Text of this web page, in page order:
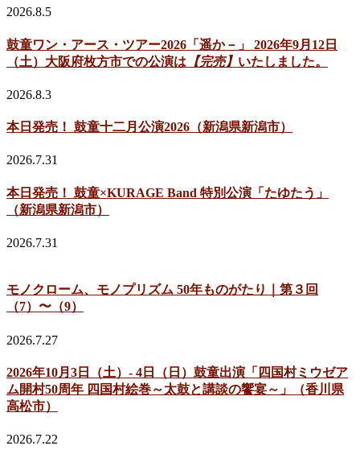
2026.8.5
鼓童ワン・アース・ツアー2026「遥か－」 2026年9月12日
（土）大阪府枚方市での公演は 【完売】 いたしました。
2026.8.3
本日発売！ 鼓童十二月公演2026（新潟県新潟市）
2026.7.31
本日発売！ 鼓童×KURAGE Band 特別公演「たゆたう」
（新潟県新潟市）
2026.7.31
モノクローム、モノプリズム 50年ものがたり｜第３回
（7）〜（9）
2026.7.27
2026年10月3日（土）- 4日（日）鼓童出演「四国村ミウゼア
ム開村50周年 四国村絵巻～太鼓と講談の饗宴～」（香川県
高松市）
2026.7.22